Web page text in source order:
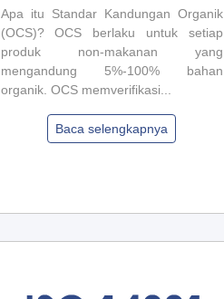
Apa itu Standar Kandungan Organik
(OCS)? OCS berlaku untuk setiap
produk non-makanan yang
mengandung 5%-100% bahan
organik. OCS memverifikasi...
Baca selengkapnya